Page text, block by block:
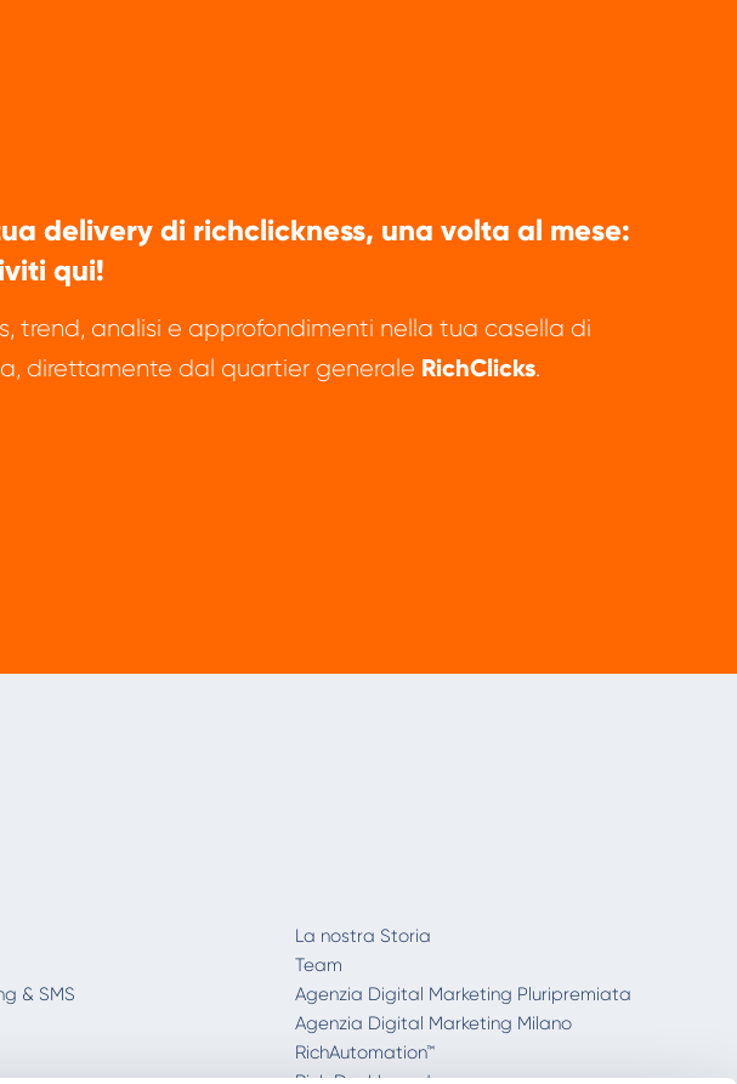
delivery di richclickness, una volta al mese:
qui!
trend, analisi e approfondimenti nella tua casella di
direttamente dal quartier generale RichClicks.
& SMS
La nostra Storia
Team
Agenzia Digital Marketing Pluripremiata
Agenzia Digital Marketing Milano
RichAutomation™